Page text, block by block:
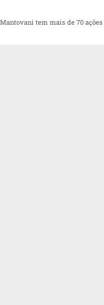
tem mais de 70